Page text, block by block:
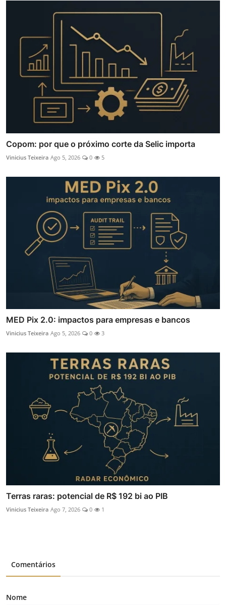
Copom: por que o próximo corte da Selic importa
Vinicius Teixeira Ago 5, 2026 0 5
MED Pix 2.0: impactos para empresas e bancos
Vinicius Teixeira Ago 5, 2026 0 3
Terras raras: potencial de R$ 192 bi ao PIB
Vinicius Teixeira Ago 7, 2026 0 1
Comentários
Nome